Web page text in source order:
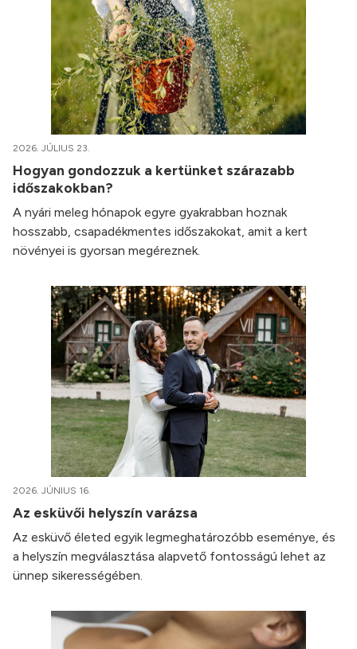
2026. JÚLIUS 23.
Hogyan gondozzuk a kertünket szárazabb
időszakokban?
A nyári meleg hónapok egyre gyakrabban hoznak
hosszabb, csapadékmentes időszakokat, amit a kert
növényei is gyorsan megéreznek.
2026. JÚNIUS 16.
Az esküvői helyszín varázsa
Az esküvő életed egyik legmeghatározóbb eseménye, és
a helyszín megválasztása alapvető fontosságú lehet az
ünnep sikerességében.